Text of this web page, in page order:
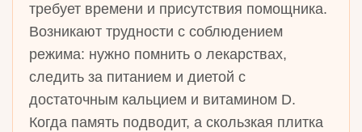
требует времени и присутствия помощника.
Возникают трудности с соблюдением
режима: нужно помнить о лекарствах,
следить за питанием и диетой с
достаточным кальцием и витамином D.
Когда память подводит, а скользкая плитка